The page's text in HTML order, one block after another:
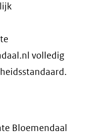
volledig
Bloemendaal